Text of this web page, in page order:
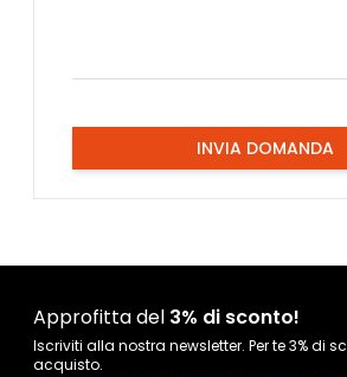
INVIA DOMANDA
Approfitta del 3% di sconto!
Iscriviti alla nostra newsletter. Per te 3% di
acquisto.